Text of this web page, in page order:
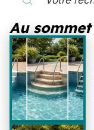
Au sommet